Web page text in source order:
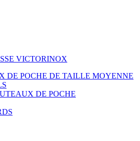
VICTORINOX
DE POCHE DE TAILLE MOYENNE
DE POCHE